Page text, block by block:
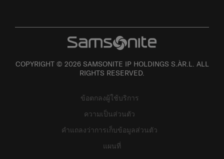
COPYRIGHT © 2026 SAMSONITE IP HOLDINGS S.ÀR.L. ALL
RIGHTS RESERVED.
ข้อตกลงผู้ใช้บริการ
ความเป็นส่วนตัว
คำแถลงว่าการเก็บข้อมูลส่วนตัว
แผนที่